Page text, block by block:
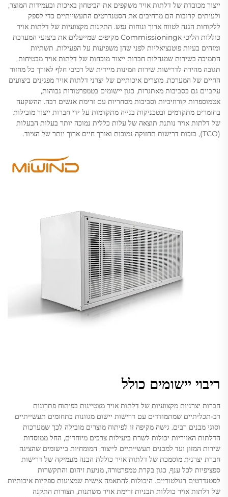
ייצור מכובדת של דלתות אויר משקפים את הביטחון באיכות ובעמידות המוצר,
ולעיתים קרובות הם מרחיבים את הסטנדרטים התעשייתיים כדי לספק
ללקוחות הגנה לטווח ארוך ונוחות נפש. התקנות מקצועיות של דלתות אויר
כוללות הליכי אCommissioning מקיפים שמייעלים את ביצועי המערכת
ומזהים בעיות פוטנציאליות לפני שהן משפיעות על הפעילות. תשתיות
התמיכה בשירות שמנהלות חברות ייצור מוכחות של דלתות אויר מבטיחות
תגובה מהירה לדרישות שירות וזמינות מיידית של רכיבי חלף לאורך כל מחזור
החיים של המערכת. מוצרים איכותיים של יצרני דלתות אויר מפגינים ביצועים
עקביים גם בסביבות מאתגרות, כגון יישומים בטמפרטורות גבוהות,
אטמוספרות קורוזיביות וסביבות מסחריות עם זרימת אנשים רבה. ההשקעה
בחומרים מתקדמים ובטכניקות בנייה מתקדמות על ידי חברות ייצור מובילות
של דלתות אויר נותנת תוצאה של עלות כללית נמוכה יותר בעלות הבעלות
(TCO), בזכות דרישות תחזוקה נמוכות ואורך חיים ארוך יותר של הציוד.
ריבוי יישומים כולל
חברות יצרניות מקצועיות של דלתות אויר מצטיינות בפיתוח פתרונות
רב-תכליתיים שמתמודדים עם דרישות יישום מגוונות בתחומים תעשייתיים
וסוגי מבנים רבים. גישה מקיפה זו לפיתוח מוצרים מובילה לכך שמערכות
הדלתות האויריות יכולות לשרת ביעילות צרכים מיוחדים, החל ממוסדות
שירות המזון ועד למבנים תעשייתיים לייצור. המומחיות ביישומים שהציגה
חברת יצרנית מוסמכת של דלתות אויר כוללת הבנה מעמיקה של דרישות
ספציפיות לכל ענף, כגון בקרת טמפרטורה, מניעת זיהום והתקשרות
לסטנדרטים רגולטוריים. היכולות להתאמה אישית שמציעות ספקיות איכותיות
של דלתות אויר כוללות תבניות זרימת אויר משתנות, תצורות התקנה